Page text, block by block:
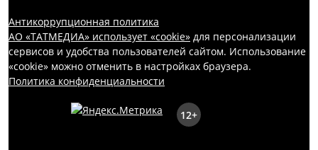
Антикоррупционная политика
АО «ТАТМЕДИА» использует «cookie» для персонализации
сервисов и удобства пользователей сайтом. Использование
«cookie» можно отменить в настройках браузера.
Политика конфиденциальности
12+